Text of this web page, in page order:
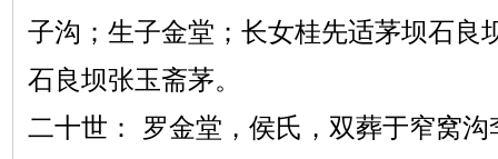
子沟；生子金堂；长女桂先适茅坝石良
石良坝张玉斋茅。
二十世： 罗金堂，侯氏，双葬于窄窝沟